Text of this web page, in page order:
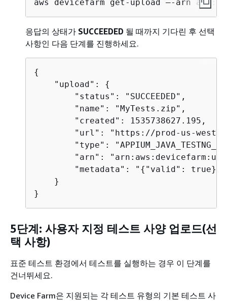
aws devicefarm get-upload –-arn
응답의 상태가 SUCCEEDED 될 때까지 기다린 후 선택
사항인 다음 단계를 진행하세요.
{
    "upload":
{
        "status": "SUCCEEDED",
        "name": "MyTests.zip",
        "created": 1535738627.195,
"url": "https://prod-us-
"type":
"arn":
        "metadata": "
{ "valid": true}"
    }
}
5단계: 사용자 지정 테스트 사양 업로드(선
택 사항)
표준 테스트 환경에서 테스트를 실행하는 경우 이 단계를
건너뛰세요.
Device Farm은 지원되는 각 테스트 유형의 기본 테스트 사